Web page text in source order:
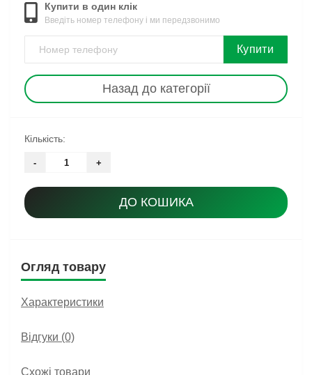
Купити в один клік
Введіть номер телефону і ми передзвонимо
Купити
Назад до категорії
Кількість:
- +
ДО КОШИКА
Огляд товару
Характеристики
Відгуки (0)
Схожі товари